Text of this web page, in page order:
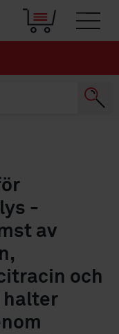
-
av
och
halter